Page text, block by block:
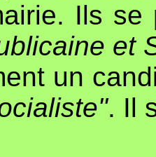
Ils se
et
un
. Il